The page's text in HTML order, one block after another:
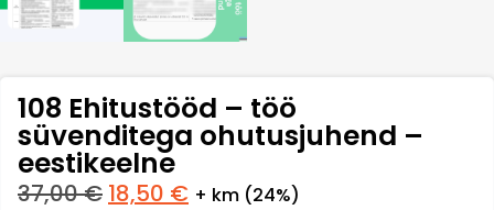
108 Ehitustööd – töö
süvenditega ohutusjuhend –
eestikeelne
37,00€ 18,50 € + km (24%)